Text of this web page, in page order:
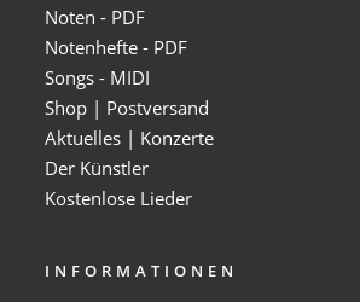
Noten - PDF
Notenhefte - PDF
Songs - MIDI
Shop | Postversand
Aktuelles | Konzerte
Der Künstler
Kostenlose Lieder
INFORMATIONEN